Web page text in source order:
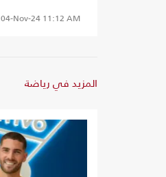
04-Nov-24 11:12 AM
المزيد في رياضة